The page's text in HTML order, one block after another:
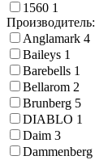
1560 1
Производитель:
Anglamark 4
Baileys 1
Barebells 1
Bellarom 2
Brunberg 5
DIABLO 1
Daim 3
Dammenberg